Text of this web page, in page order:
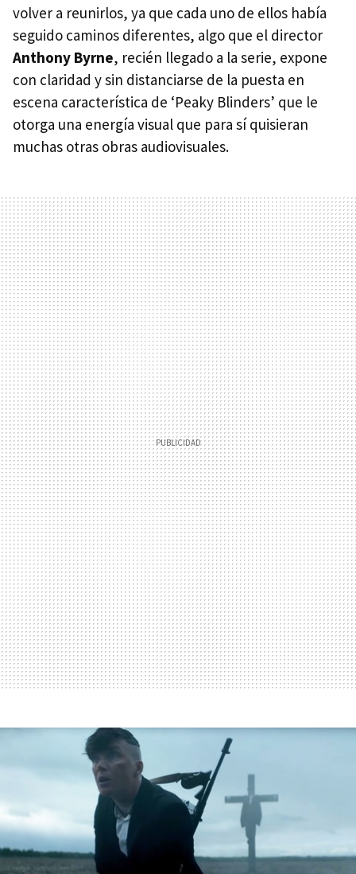
volver a reunirlos, ya que cada uno de ellos había
seguido caminos diferentes, algo que el director
Anthony Byrne, recién llegado a la serie, expone
con claridad y sin distanciarse de la puesta en
escena característica de ‘Peaky Blinders’ que le
otorga una energía visual que para sí quisieran
muchas otras obras audiovisuales.